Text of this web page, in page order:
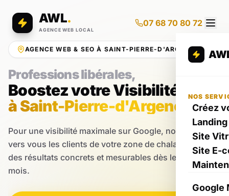
AWL.
AGENCE WEB LOCAL
07 68 70 80 72
NOS
Créez
Site
Site E-
Google
AGENCE WEB & SEO À SAINT-PIERRE-D'ARGENÇON
Professions libérales,
Boostez votre Visibilité
à Saint-Pierre-d'Argençon
Pour une visibilité maximale sur Google, nous attirons
vers vous les clients de votre zone de chalandise pour
des résultats concrets et mesurables dès les premiers
mois.